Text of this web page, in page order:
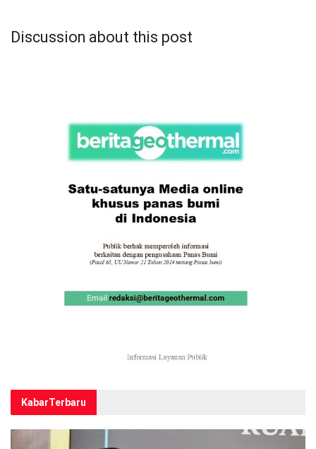
Discussion about this post
KabarTerbaru